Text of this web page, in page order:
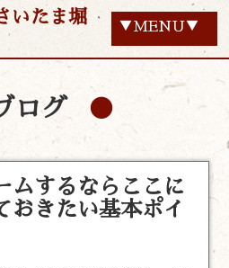
いたま堀
▼MENU▼
ログ
ムするならここに
おきたい基本ポイ